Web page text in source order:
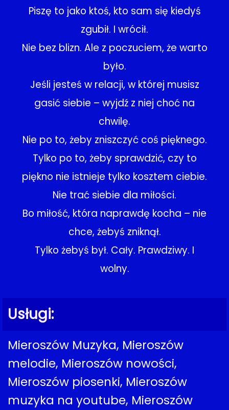
Piszę to jako ktoś, kto sam się kiedyś
zgubił. I wrócił.
Nie bez blizn. Ale z poczuciem, że warto
było.
Jeśli jesteś w relacji, w której musisz
gasić siebie – wyjdź z niej choć na
chwilę.
Nie po to, żeby zniszczyć coś pięknego.
Tylko po to, żeby sprawdzić, czy to
piękno nie istnieje tylko kosztem ciebie.
Nie trać siebie dla miłości.
Bo miłość, która naprawdę kocha – nie
chce, żebyś zniknął.
Tylko żebyś był. Cały. Prawdziwy. I
wolny.
Usługi:
Mieroszów Muzyka, Mieroszów
melodie, Mieroszów nowości,
Mieroszów piosenki, Mieroszów
muzyka na youtube, Mieroszów